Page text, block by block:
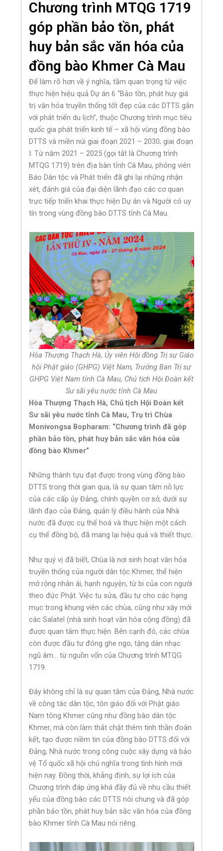
Chương trình MTQG 1719
góp phần bảo tồn, phát
huy bản sắc văn hóa của
đồng bào Khmer Cà Mau
Để làm rõ hơn về ý nghĩa, tầm quan trọng từ việc
thực hiện hiệu quả Dự án 6 “Bảo tồn, phát huy giá
trị văn hóa truyền thống tốt đẹp của các DTTS gắn
với phát triển du lịch”, thuộc Chương trình mục tiêu
quốc gia phát triển kinh tế – xã hội vùng đồng bào
DTTS và miền núi giai đoạn 2021 – 2030; giai đoạn
I: Từ năm 2021 – 2025 (gọi tắt là Chương trình
MTQG 1719) trên địa bàn tỉnh Cà Mau, phóng viên
Báo Dân tộc và Phát triển đã ghi lại những nhận
xét, đánh giá của đại diện lãnh đạo các cơ quan
trực tiếp triển khai thực hiện Dự án và Người có uy
tín trong vùng đồng bào DTTS tỉnh Cà Mau.
Hòa Thượng Thạch Hà, Ủy viên Hội đồng Trị sự Giáo
hội Phật giáo (GHPG) Việt Nam, Trưởng Ban Trị sự
GHPG Việt Nam tỉnh Cà Mau, Chủ tịch Hội Đoàn kết
Sư sãi yêu nước tỉnh Cà Mau
Hòa Thượng Thạch Hà, Chủ tịch Hội Đoàn kết
Sư sãi yêu nước tỉnh Cà Mau, Trụ trì Chùa
Monivongsa Bopharam: “Chương trình đã góp
phần bảo tồn, phát huy bản sắc văn hóa của
đồng bào Khmer”
Những thành tựu đạt được trong vùng đồng bào
DTTS trong thời gian qua, là sự quan tâm nỗ lực
của các cấp ủy Đảng, chính quyền cơ sở, dưới sự
lãnh đạo của Đảng, quản lý điều hành của Nhà
nước đã được cụ thể hoá và thực hiện một cách
cụ thể đồng bộ, đã mang lại hiệu quả và thiết thực.
Như quý vị đã biết, Chùa là nơi sinh hoạt văn hóa
truyền thống của người dân tộc Khmer, thể hiện
mở rộng nhân ái, hạnh nguyện, từ bi của con người
theo đức Phật. Việc tu sửa, đầu tư cho các hạng
mục trong khung viên các chùa, cũng như xây mới
các Salatel (nhà sinh hoạt văn hóa cộng đồng) đã
được quan tâm thực hiện. Bên cạnh đó, các chùa
còn được đầu tư đóng ghe ngo, tặng dàn nhạc
ngũ âm… từ nguồn vốn của Chương trình MTQG
1719.
Đây không chỉ là sự quan tâm của Đảng, Nhà nước
về công tác dân tộc, tôn giáo đối với Phật giáo
Nam tông Khmer cũng như đồng bào dân tộc
Khmer, mà còn làm thắt chặt thêm tinh thần đoàn
kết, tạo được niềm tin của đồng bào DTTS đối với
Đảng, Nhà nước trong công cuộc xây dựng và bảo
vệ Tổ quốc xã hội chủ nghĩa trong tình hình mới
hiện nay. Đồng thời, khẳng định, sự lợi ích của
Chương trình đáp ứng khá đầy đủ về nhu cầu thiết
yếu của đồng bào các DTTS nói chung và đã góp
phần bảo tồn, phát huy bản sắc văn hóa của đồng
bào Khmer tỉnh Cà Mau nói riêng.